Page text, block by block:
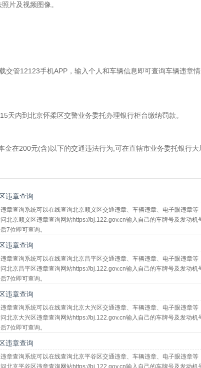
片及视频图像。
交管12123手机APP，输入个人和车辆信息即可查询车辆违章
天内到北京怀柔区交警业务委托办理银行柜台缴纳罚款。
金在200元(含)以下的交通违法行为,可在直辖市业务委托银行大
违章查询
章查询系统可以在线查询北京顺义区交通违章、车辆违章、电子眼违章等
北京顺义区违章查询网站https://bj.122.gov.cn输入自己的车牌号及发动机
7位即可查询。
违章查询
章查询系统可以在线查询北京昌平区交通违章、车辆违章、电子眼违章等
北京昌平区违章查询网站https://bj.122.gov.cn输入自己的车牌号及发动机
7位即可查询。
违章查询
章查询系统可以在线查询北京大兴区交通违章、车辆违章、电子眼违章等
北京大兴区违章查询网站https://bj.122.gov.cn输入自己的车牌号及发动机
7位即可查询。
违章查询
章查询系统可以在线查询北京平谷区交通违章、车辆违章、电子眼违章等
北京平谷区违章查询网站https://bj.122.gov.cn输入自己的车牌号及发动机